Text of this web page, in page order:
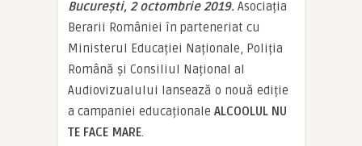
București, 2 octombrie 2019. Asociația
Berarii României în parteneriat cu
Ministerul Educației Naționale, Poliția
Română și Consiliul Național al
Audiovizualului lansează o nouă ediție
a campaniei educaționale ALCOOLUL NU
TE FACE MARE.